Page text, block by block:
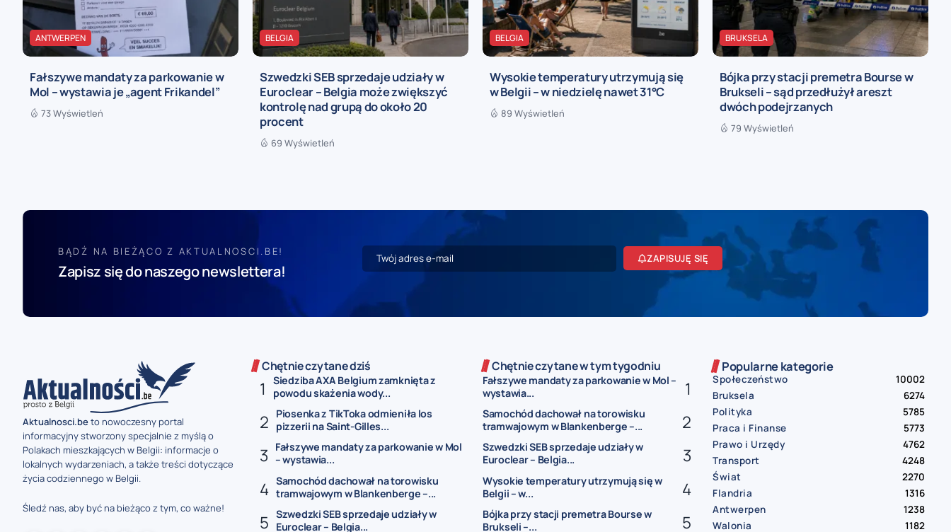
ANTWERPEN
Fałszywe mandaty za parkowanie w
Mol – wystawia je „agent Frikandel”
73 Wyświetleń
BELGIA
Szwedzki SEB sprzedaje udziały w
Euroclear – Belgia może zwiększyć
kontrolę nad grupą do około 20
procent
69 Wyświetleń
BELGIA
Wysokie temperatury utrzymują się
w Belgii – w niedzielę nawet 31°C
89 Wyświetleń
BRUKSELA
Bójka przy stacji premetra Bourse w
Brukseli – sąd przedłużył areszt
dwóch podejrzanych
79 Wyświetleń
BĄDŹ NA BIEŻĄCO Z AKTUALNOSCI.BE!
Zapisz się do naszego newslettera!
ZAPISUJĘ SIĘ
Aktualnosci.beto nowoczesny portal
informacyjny stworzony specjalnie z myślą o
Polakach mieszkających w Belgii: informacje o
lokalnych wydarzeniach, a także treści dotyczące
życia codziennego w Belgii.
Śledź nas, aby być na bieżąco z tym, co ważne!
Chętnie czytane dziś
Siedziba AXA Belgium zamknięta z
powodu skażenia wody...
Piosenka z TikToka odmieniła los
pizzerii na Saint-Gilles...
Fałszywe mandaty za parkowanie w Mol
– wystawia...
Samochód dachował na torowisku
tramwajowym w Blankenberge –...
Szwedzki SEB sprzedaje udziały w
Euroclear – Belgia...
Chętnie czytane w tym tygodniu
Fałszywe mandaty za parkowanie w Mol –
wystawia...
Samochód dachował na torowisku
tramwajowym w Blankenberge –...
Szwedzki SEB sprzedaje udziały w
Euroclear – Belgia...
Wysokie temperatury utrzymują się w
Belgii – w...
Bójka przy stacji premetra Bourse w
Brukseli –...
Popularne kategorie
Społeczeństwo
10002
Bruksela
6274
Polityka
5785
Praca i Finanse
5773
Prawo i Urzędy
4762
Transport
4248
Świat
2270
Flandria
1316
Antwerpen
1238
Walonia
1182